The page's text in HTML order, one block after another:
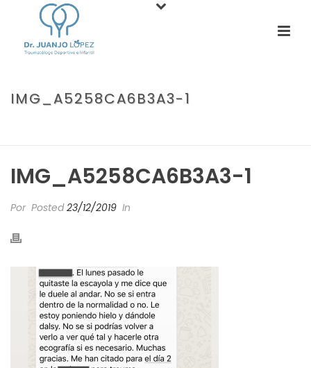
IMG_A5258CA6B3A3-1
IMG_A5258CA6B3A3-1
Por Posted23/12/2019 In